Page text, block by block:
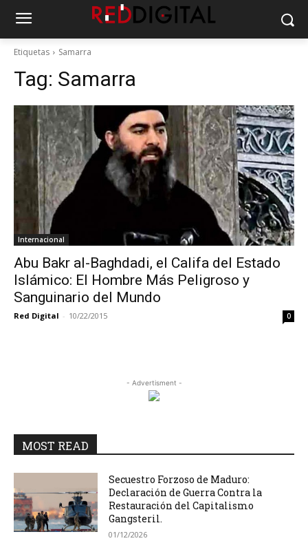
Etiquetas Samarra
Tag: Samarra
Internacional
Abu Bakr al-Baghdadi, el Califa del Estado
Islámico: El Hombre Más Peligroso y
Sanguinario del Mundo
Red Digital - 10/22/2015 0
- Advertisment -
MOST READ
Secuestro Forzoso de Maduro:
Declaración de Guerra Contra la
Restauración del Capitalismo
Gangsteril.
01/12/2026